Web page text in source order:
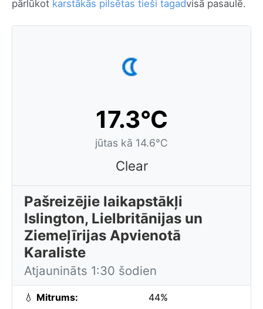
pārlūkot karstākās pilsētas tieši tagadvisā pasaulē.
17.3°C
jūtas kā 14.6°C
Clear
Pašreizējie laikapstākļi
Islington, Lielbritānijas un
Ziemeļīrijas Apvienotā
Karaliste
Atjaunināts 1:30 šodien
💧 Mitrums: 44%